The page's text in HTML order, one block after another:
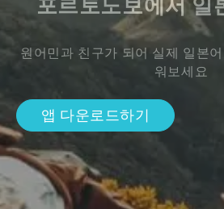
포르토노보에서 일
원어민과 친구가 되어 실제 일본
워보세요
앱 다운로드하기